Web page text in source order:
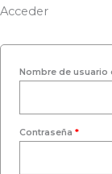
Acceder
Nombre de
Contraseña *